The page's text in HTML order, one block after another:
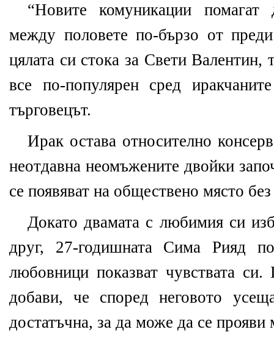
“Новите комуникации помагат
между половете по-бързо от
цялата си стока за Свети Валентин,
все по-популярен сред
търговецът.
Ирак остава относително
неотдавна неомъжените двойки
се появяват на обществено място
Докато двамата с любимия си
друг, 27-годишната Сима Рияд
любовници показват чувствата
добави, че според неговото
достатъчна, за да може да се прояви